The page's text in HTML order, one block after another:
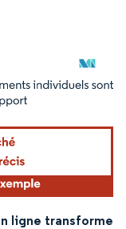
une attribution sous CC BY
ligne transforme